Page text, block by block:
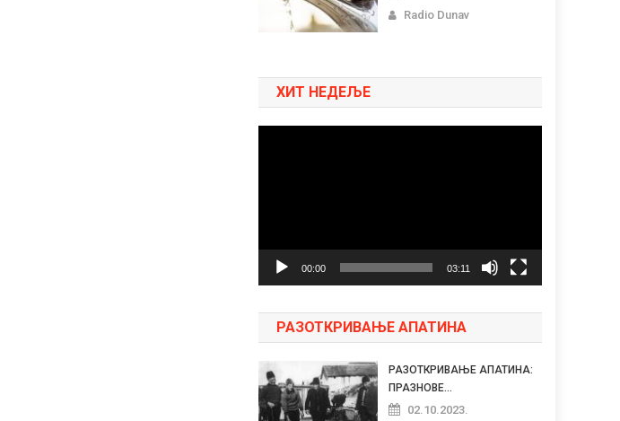
Radio Dunav
ХИТ НЕДЕЉЕ
00:00 03:11
РАЗОТКРИВАЊЕ АПАТИНА
РАЗОТКРИВАЊЕ АПАТИНА:
ПРАЗНОВЕ...
02.10.2023.